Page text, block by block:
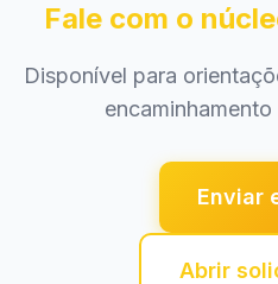
Fale com o
Disponível para
Enviar
Abrir